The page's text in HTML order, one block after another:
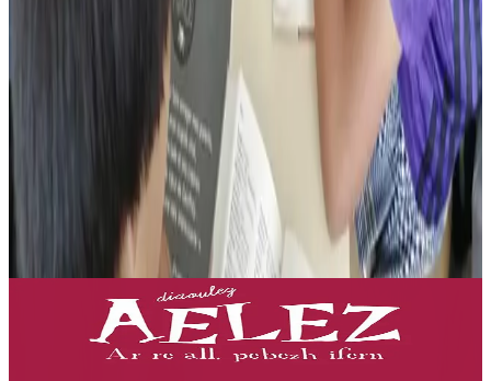
Produioù liammet gant ar post-mañ
Ar re all, pebezh ifern